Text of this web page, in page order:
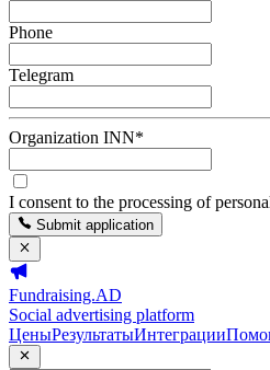
Phone
Telegram
Organization INN*
I consent to the processing of
Submit application
Fundraising.AD
Social advertising platform
ЦеныРезультатыИнтеграции